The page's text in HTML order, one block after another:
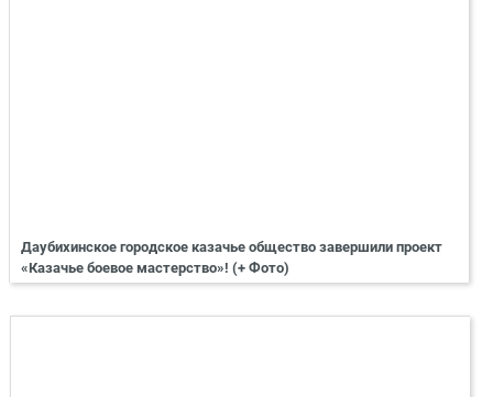
Даубихинское городское казачье общество завершили проект
«Казачье боевое мастерство»! (+ Фото)